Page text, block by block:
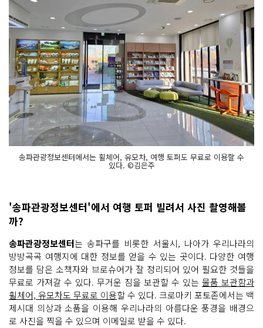
송파관광정보센터에서는 휠체어, 유모차, 여행 토퍼도 무료로 이용할 수
있다. ©김은주
'송파관광정보센터'에서 여행 토퍼 빌려서 사진 촬영해볼
까?
송파관광정보센터는 송파구를 비롯한 서울시, 나아가 우리나라의
방방곡곡 여행지에 대한 정보를 얻을 수 있는 곳이다. 다양한 여행
정보를 담은 소책자와 브로슈어가 잘 정리되어 있어 필요한 것들을
무료로 가져갈 수 있다. 무거운 짐을 보관할 수 있는 물품 보관함과
휠체어, 유모차도 무료로 이용할 수 있다. 크로마키 포토존에서는 백
제시대 의상과 소품을 이용해 우리나라의 아름다운 풍경을 배경으
로 사진을 찍을 수 있으며 이메일로 받을 수 있다.